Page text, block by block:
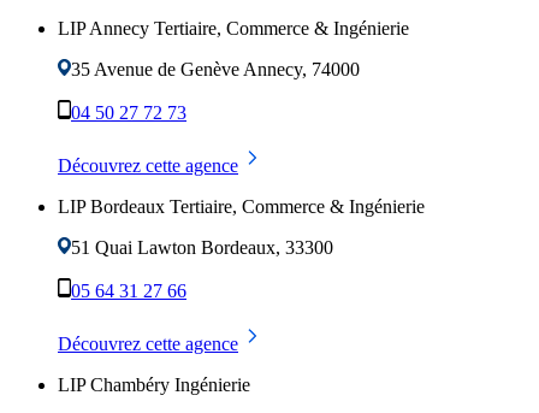
LIP Annecy Tertiaire, Commerce & Ingénierie
35 Avenue de Genève Annecy, 74000
04 50 27 72 73
Découvrez cette agence
LIP Bordeaux Tertiaire, Commerce & Ingénierie
51 Quai Lawton Bordeaux, 33300
05 64 31 27 66
Découvrez cette agence
LIP Chambéry Ingénierie